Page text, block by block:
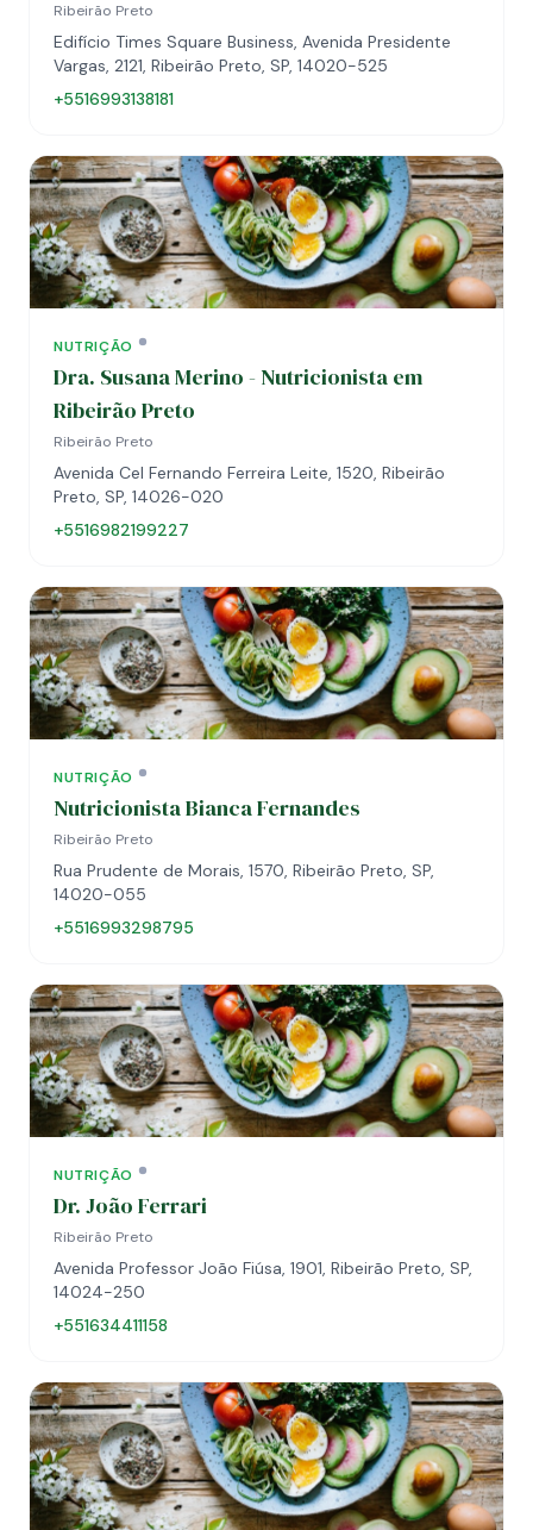
Ribeirão Preto
Edifício Times Square Business, Avenida Presidente
Vargas, 2121, Ribeirão Preto, SP, 14020-525
+5516993138181
NUTRIÇÃO
Dra. Susana Merino - Nutricionista em
Ribeirão Preto
Ribeirão Preto
Avenida Cel Fernando Ferreira Leite, 1520, Ribeirão
Preto, SP, 14026-020
+5516982199227
NUTRIÇÃO
Nutricionista Bianca Fernandes
Ribeirão Preto
Rua Prudente de Morais, 1570, Ribeirão Preto, SP,
14020-055
+5516993298795
NUTRIÇÃO
Dr. João Ferrari
Ribeirão Preto
Avenida Professor João Fiúsa, 1901, Ribeirão Preto, SP,
14024-250
+551634411158